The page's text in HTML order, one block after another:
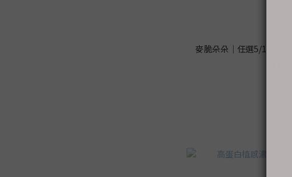
麥脆朵朵｜任選5/10 入優